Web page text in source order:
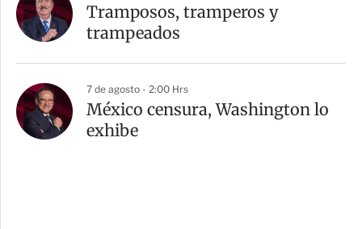
Tramposos, tramperos y
trampeados
7 de agosto - 2:00 Hrs
México censura, Washington lo
exhibe